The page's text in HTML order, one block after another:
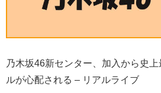
乃木坂46新センター、加入から史上
ルが心配される – リアルライブ